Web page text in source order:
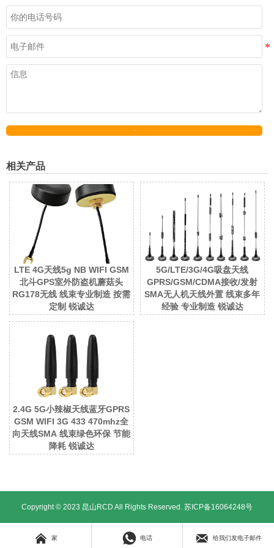
相关产品
LTE 4G天线5g NB WIFI GSM
北斗GPS室外防盗机蘑菇头
RG178无线 线束专业制造 按需
定制 锐诚达
5G/LTE/3G/4G吸盘天线
GPRS/GSM/CDMA接收/发射
SMA无人机天线外置 线束多年
经验 专业制造 锐诚达
2.4G 5G小辣椒天线蓝牙GPRS
GSM WIFI 3G 433 470mhz全
向天线SMA 线束绿色环保 节能
降耗 锐诚达
Copyright © 2023 昆山RCD All Rights Reserved. 苏ICP备16064248号
 家  电话  给我们发电子邮件